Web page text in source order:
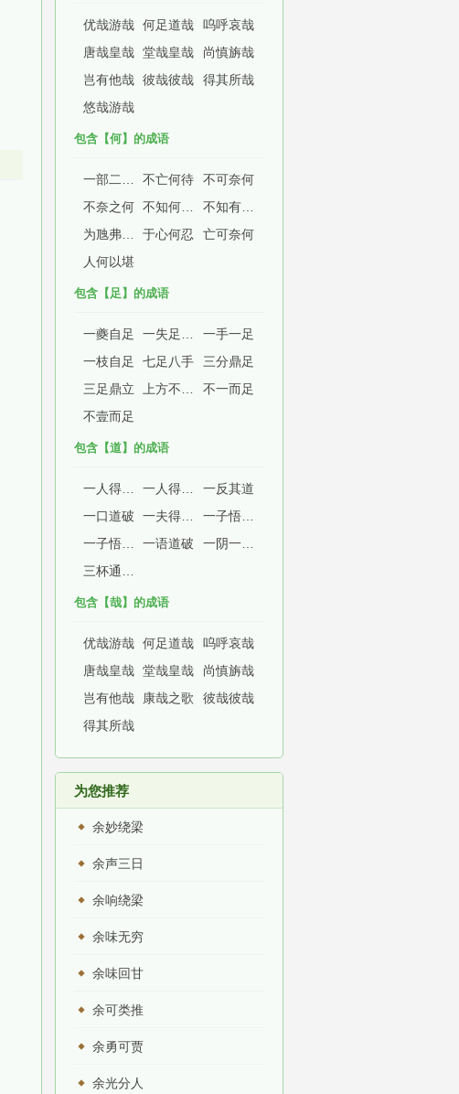
优哉游哉 何足道哉
呜呼哀哉
唐哉皇哉 堂哉皇哉
尚慎旃哉
岂有他哉 彼哉彼哉
得其所哉
悠哉游哉
包含【何】的成语
不亡何待
不可奈何
不奈之何
不知有汉，何论魏晋
于心何忍
亡可奈何
人何以堪
包含【足】的成语
一夔自足
一手一足
一枝自足
七足八手
三分鼎足
三足鼎立
不一而足
不壹而足
包含【道】的成语
一反其道
一口道破
一子悟道，九族升天
一语道破
一阴一阳之谓道
包含【哉】的成语
优哉游哉 何足道哉
呜呼哀哉
唐哉皇哉 堂哉皇哉
尚慎旃哉
岂有他哉
康哉之歌
彼哉彼哉
得其所哉
为您推荐
余妙绕梁
余声三日
余响绕梁
余味无穷
余味回甘
余可类推
余勇可贾
余光分人